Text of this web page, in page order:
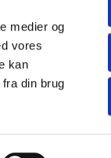
medier og
vores
kan
din brug